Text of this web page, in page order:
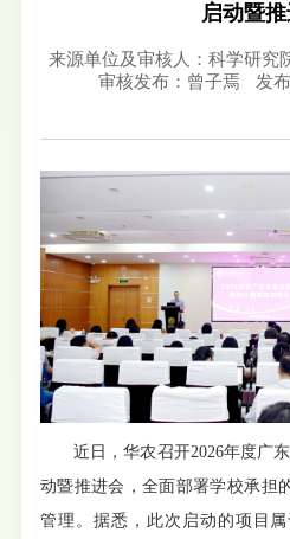
启动暨
来源单位及审核人：科学研究
审核发布：曾子焉
发
近日，华农召开2026年度广
动暨推进会，全面部署学校承担
管理。据悉，此次启动的项目